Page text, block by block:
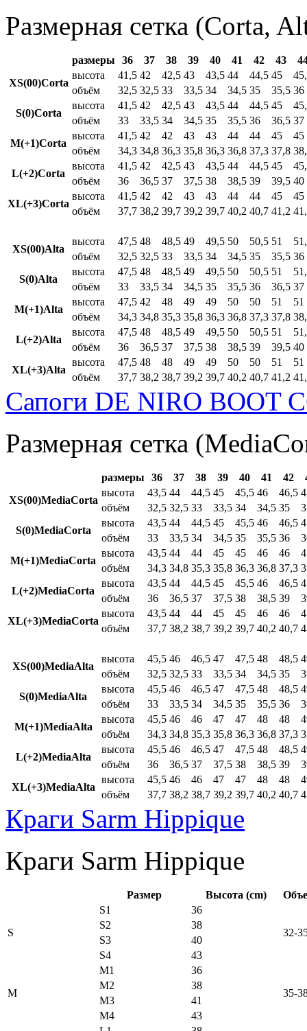
Размерная сетка (Corta,
размеры 36 37 38 39 40 41 42 43
XS(00)Corta
высота 41,5 42 42,5 43 43,5 44 44,5 45
объём
32,5 32,5 33 33,5 34 34,5 35 35,5 36
S(0)Corta
высота 41,5 42 42,5 43 43,5 44 44,5 45
объём
33 33,5 34 34,5 35 35,5 36 36,5 37
M(+1)Corta
высота 41,5 42 42 43 43 44 44 45
45
объём
34,3 34,8 36,3 35,8 36,3 36,8 37,3 37,8
L(+2)Corta
высота 41,5 42 42,5 43 43,5 44 44,5 45
объём
36 36,5 37 37,5 38 38,5 39 39,5 40
XL(+3)Corta
высота 41,5 42 42 43 43 44 44 45
45
объём
37,7 38,2 39,7 39,2 39,7 40,2 40,7 41,2
XS(00)Alta
высота 47,5 48 48,5 49 49,5 50 50,5 51
объём
32,5 32,5 33 33,5 34 34,5 35 35,5 36
S(0)Alta
высота 47,5 48 48,5 49 49,5 50 50,5 51
объём
33 33,5 34 34,5 35 35,5 36 36,5 37
M(+1)Alta
высота 47,5 42 48 49 49 50 50 51
51
объём
34,3 34,8 35,3 35,8 36,3 36,8 37,3 37,8
L(+2)Alta
высота 47,5 48 48,5 49 49,5 50 50,5 51
объём
36 36,5 37 37,5 38 38,5 39 39,5 40
XL(+3)Alta
высота 47,5 48 48 49 49 50 50 51
51
объём
37,7 38,2 38,7 39,2 39,7 40,2 40,7 41,2
Сапоги DE NIRO BOOT
Размерная сетка
размеры 36 37 38 39 40 41 42
XS(00)MediaCorta
высота 43,5 44 44,5 45 45,5 46 46,5
объём
32,5 32,5 33 33,5 34 34,5 35
S(0)MediaCorta
высота 43,5 44 44,5 45 45,5 46 46,5
объём
33 33,5 34 34,5 35 35,5 36
M(+1)MediaCorta
высота 43,5 44 44 45 45 46 46
объём
34,3 34,8 35,3 35,8 36,3 36,8 37,3
L(+2)MediaCorta
высота 43,5 44 44,5 45 45,5 46 46,5
объём
36 36,5 37 37,5 38 38,5 39
XL(+3)MediaCorta
высота 43,5 44 44 45 45 46 46
объём
37,7 38,2 38,7 39,2 39,7 40,2 40,7
XS(00)MediaAlta
высота 45,5 46 46,5 47 47,5 48 48,5
объём
32,5 32,5 33 33,5 34 34,5 35
S(0)MediaAlta
высота 45,5 46 46,5 47 47,5 48 48,5
объём
33 33,5 34 34,5 35 35,5 36
M(+1)MediaAlta
высота 45,5 46 46 47 47 48 48
объём
34,3 34,8 35,3 35,8 36,3 36,8 37,3
L(+2)MediaAlta
высота 45,5 46 46,5 47 47,5 48 48,5
объём
36 36,5 37 37,5 38 38,5 39
XL(+3)MediaAlta
высота 45,5 46 46 47 47 48 48
объём
37,7 38,2 38,7 39,2 39,7 40,2 40,7
Краги Sarm Hippique
Краги Sarm Hippique
Размер Высота (cm)
S
S1
36
32-
S2
38
S3
40
S4
43
M
M1
36
35-
M2
38
M3
41
M4
43